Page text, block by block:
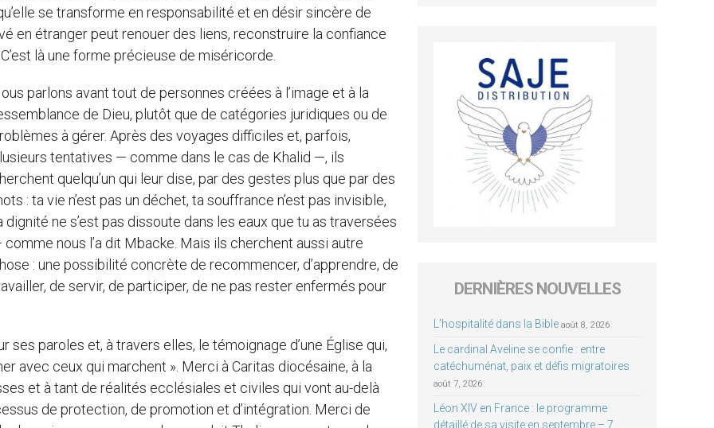
se transforme en responsabilité et en désir sincère de
en étranger peut renouer des liens, reconstruire la confiance
là une forme précieuse de miséricorde.
parlons avant tout de personnes créées à l’image et à la
de Dieu, plutôt que de catégories juridiques ou de
à gérer. Après des voyages difficiles et, parfois,
tentatives — comme dans le cas de Khalid —, ils
quelqu’un qui leur dise, par des gestes plus que par des
: ta vie n’est pas un déchet, ta souffrance n’est pas invisible,
dignité ne s’est pas dissoute dans les eaux que tu as traversées
comme nous l’a dit Mbacke. Mais ils cherchent aussi autre
: une possibilité concrète de recommencer, d’apprendre, de
de servir, de participer, de ne pas rester enfermés pour
paroles et, à travers elles, le témoignage d’une Église qui,
avec ceux qui marchent ». Merci à Caritas diocésaine, à la
et à tant de réalités ecclésiales et civiles qui vont au-delà
de protection, de promotion et d’intégration. Merci de
DERNIÈRES NOUVELLES
L’hospitalité dans la Bible août 8, 2026
Le cardinal Aveline se confie : entre
catéchuménat, paix et défis migratoires
août 7, 2026
Léon XIV en France : le programme
détaillé de sa visite en septembre – 7